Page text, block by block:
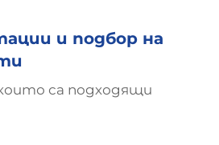
и подбор на
са подходящи